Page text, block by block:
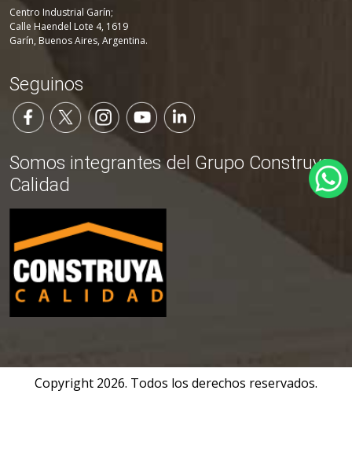
Centro Industrial Garín;
Calle Haendel Lote 4, 1619
Garín, Buenos Aires, Argentina.
Seguinos
Somos integrantes del Grupo Construya
Calidad
Copyright 2026. Todos los derechos reservados.